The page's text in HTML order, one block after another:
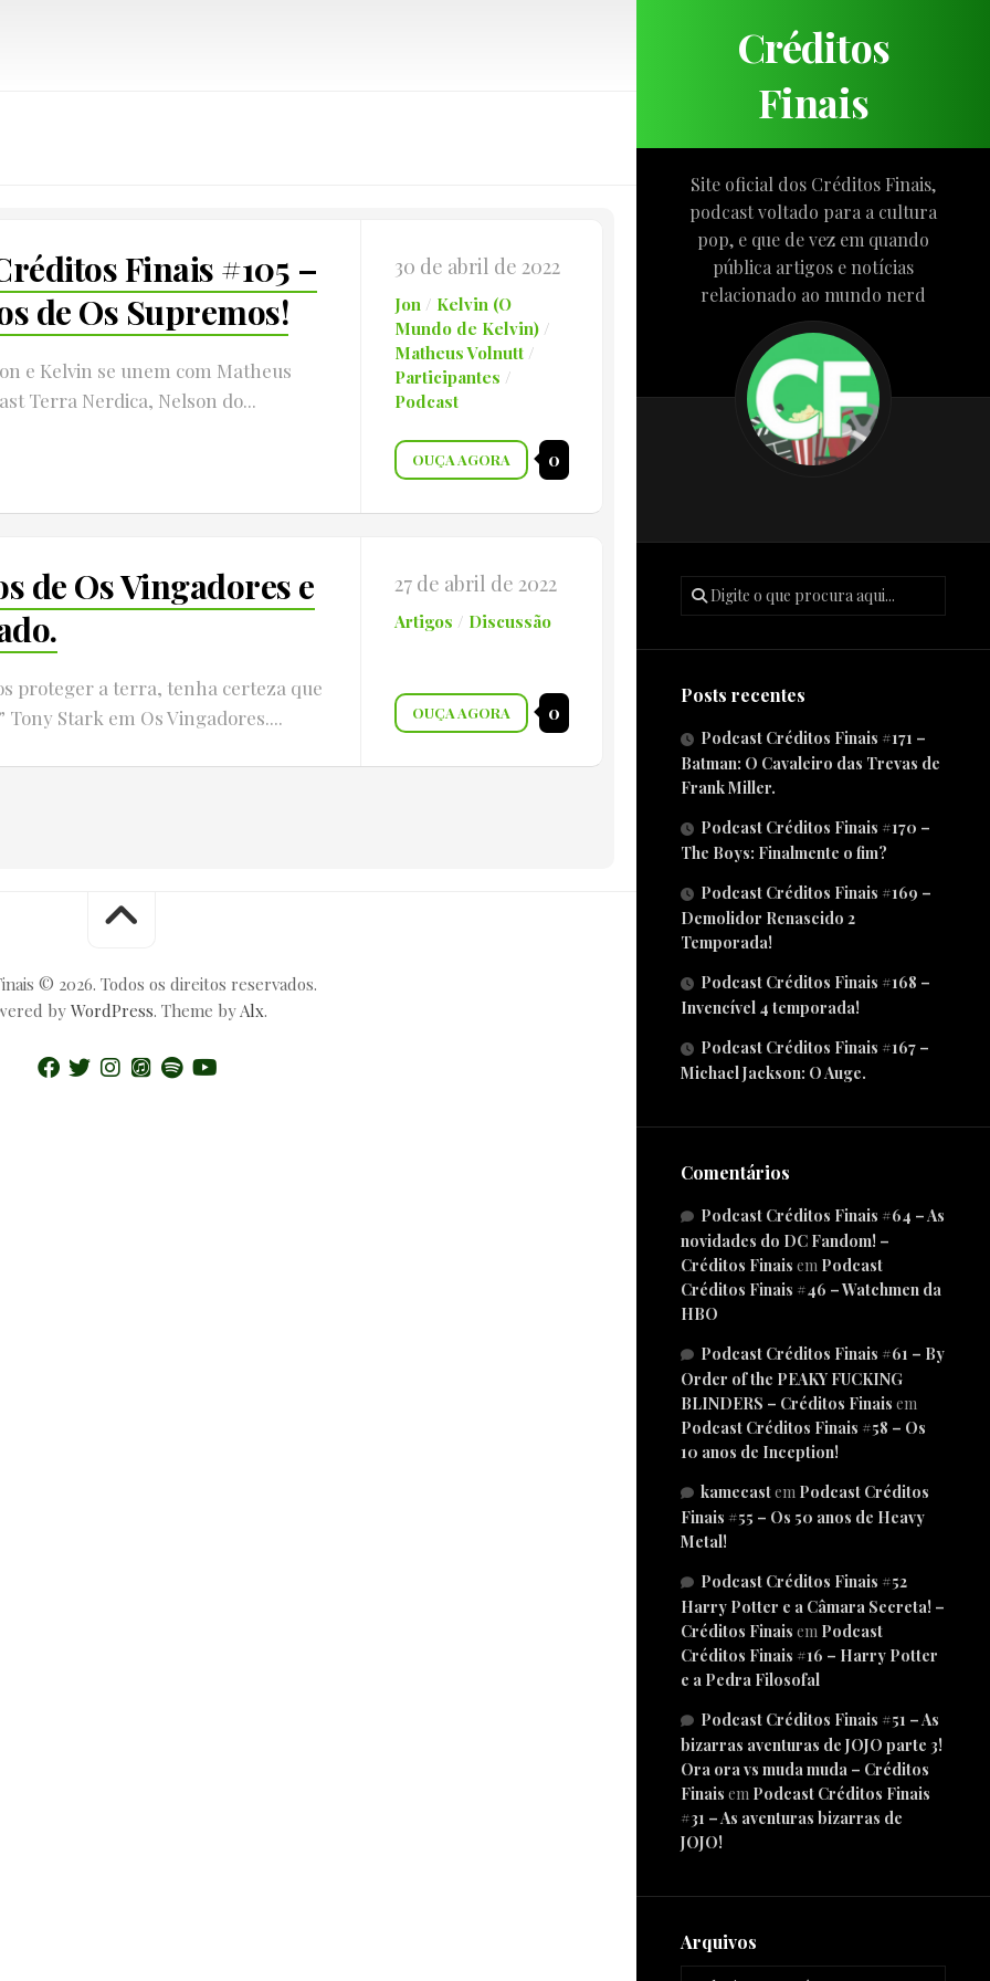
Créditos
Finais
Site oficial dos Créditos Finais,
podcast voltado para a cultura
pop, e que de vez em quando
pública artigos e notícias
relacionado ao mundo nerd
Posts recentes
Podcast Créditos Finais #171 –
Batman: O Cavaleiro das Trevas de
Frank Miller.
Podcast Créditos Finais #170 –
The Boys: Finalmente o fim?
Podcast Créditos Finais #169 –
Demolidor Renascido 2
Temporada!
Podcast Créditos Finais #168 –
Invencível 4 temporada!
Podcast Créditos Finais #167 –
Michael Jackson: O Auge.
Comentários
Podcast Créditos Finais #64 – As
novidades do DC Fandom! –
Créditos Finais em Podcast
Créditos Finais #46 – Watchmen da
HBO
Podcast Créditos Finais #61 – By
Order of the PEAKY FUCKING
BLINDERS – Créditos Finais em
Podcast Créditos Finais #58 – Os
10 anos de Inception!
kamecastem Podcast Créditos
Finais #55 – Os 50 anos de Heavy
Metal!
Podcast Créditos Finais #52
Harry Potter e a Câmara Secreta! –
Créditos Finais em Podcast
Créditos Finais #16 – Harry Potter
e a Pedra Filosofal
Podcast Créditos Finais #51 – As
bizarras aventuras de JOJO parte 3!
Ora ora vs muda muda – Créditos
Finais em Podcast Créditos Finais
#31 – As aventuras bizarras de
JOJO!
Arquivos
Finais #105 –
de Os Supremos!
e Kelvin se unem com Matheus
Terra Nerdica, Nelson do...
30 de abril de 2022
Jon / Kelvin (O
Mundo de Kelvin) /
Matheus Volnutt /
Participantes /
Podcast
0
OUÇA AGORA
de Os Vingadores e
proteger a terra, tenha certeza que
Tony Stark em Os Vingadores....
27 de abril de 2022
Artigos / Discussão
0
OUÇA AGORA
© 2026. Todos os direitos reservados.
by WordPress. Theme byAlx.